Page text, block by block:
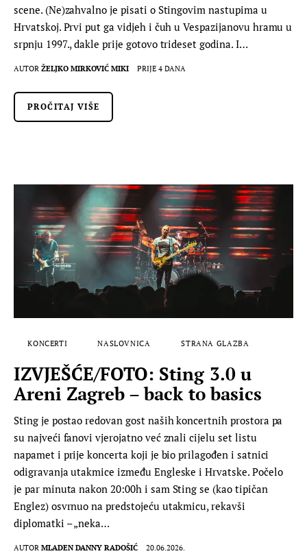
scene. (Ne)zahvalno je pisati o Stingovim nastupima u
Hrvatskoj. Prvi put ga vidjeh i čuh u Vespazijanovu hramu u
srpnju 1997., dakle prije gotovo trideset godina. I…
AUTOR ŽELJKO MIRKOVIĆ MIKI PRIJE 4 DANA
PROČITAJ VIŠE
KONCERTI NASLOVNICA STRANA GLAZBA
IZVJEŠĆE/FOTO: Sting 3.0 u
Areni Zagreb – back to basics
Sting je postao redovan gost naših koncertnih prostora pa
su najveći fanovi vjerojatno već znali cijelu set listu
napamet i prije koncerta koji je bio prilagođen i satnici
odigravanja utakmice između Engleske i Hrvatske. Počelo
je par minuta nakon 20:00h i sam Sting se (kao tipičan
Englez) osvrnuo na predstojeću utakmicu, rekavši
diplomatki – „neka…
AUTOR MLADEN DANNY RADOŠIĆ 20.06.2026.